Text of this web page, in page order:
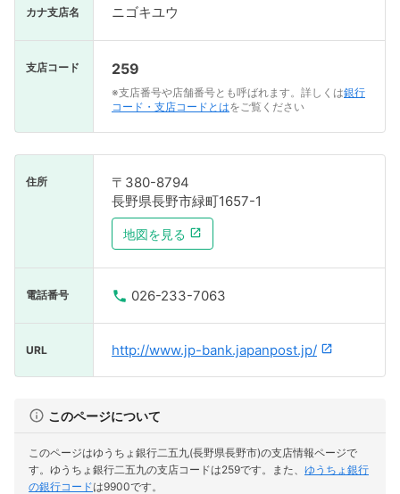
カナ支店名 ニゴキユウ
支店コード 259
※支店番号や店舗番号とも呼ばれます。詳しくは銀行
コード・支店コードとはをご覧ください
住所
〒380-8794
長野県長野市緑町1657-1
地図を見る
電話番号 026-233-7063
URL http://www.jp-bank.japanpost.jp/
このページについて
このページはゆうちょ銀行二五九(長野県長野市)の支店情報ページで
す。 ゆうちょ銀行二五九の支店コードは259です。 また、 ゆうちょ銀行
の銀行コードは9900です。